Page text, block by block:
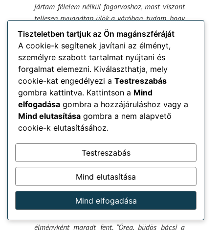
jártam félelem nélkül fogorvoshoz, most viszont
teljesen nyugodtan ülök a váróban, tudom, hogy
a legjobb kezekben vagyok.“
– Kiss Ágnes
”Sokunk bőrét azonos félelmek égetik a
fogorvosi kezelésekre gondolván. Márta
szemlélete és kedvessége visszahitelesíti létező
eredeti értékébe a humánus hozzáállás képét,
mintegy kiszorítva ezzel a saját félelmeinket.
Kétségbevonhatatlan képessége, hogy tudatos
erőfeszítéssel akár felemelje mások életét.
Köszönetemet ezen gondolat kíséretében
ajánlom neki.“ – Vajda Péter
”Sok fogorvosnál jártam már, de még sehol nem
találtam ekkora alaposságot és precizitást!
Nagyon köszönöm az implantátumot!“ – M.
élményként maradt fent. “Öreg, büdös bácsi a
Tiszteletben tartjuk az Ön magánszféráját
A cookie-k segítenek javítani az élményt,
személyre szabott tartalmat nyújtani és
forgalmat elemezni. Kiválaszthatja, mely
cookie-kat engedélyezi a Testreszabás
gombra kattintva. Kattintson a Mind
elfogadása gombra a hozzájáruláshoz vagy a
Mind elutasítása gombra a nem alapvető
cookie-k elutasításához.
Testreszabás
Mind elutasítása
Mind elfogadása